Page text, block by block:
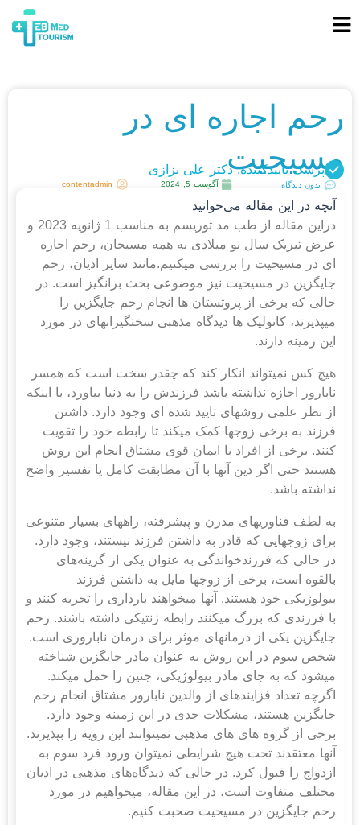
رحم اجاره ای در
مسیحیت
پزشک تاییدکننده: دکتر علی بزازی
بدون دیدگاه آگوست 5, 2024 contentadmin
آنچه در این مقاله می‌خوانید
دراین مقاله از طب مد توریسم به مناسب 1 ژانویه 2023 و
عرض تبریک سال نو میلادی به همه مسیحان، رحم اجاره
ای در مسیحیت را بررسی میکنیم.مانند سایر ادیان، رحم
جایگزین در مسیحیت نیز موضوعی بحث برانگیز است. در
حالی که برخی از پروتستان ها انجام رحم جایگزین را
می‎پذیرند، کاتولیک ها دیدگاه مذهبی سختگیرانه‎ای در مورد
این زمینه دارند.
هیچ کس نمی‎تواند انکار کند که چقدر سخت است که همسر
نابارور اجازه نداشته باشد فرزندش را به دنیا بیاورد، با اینکه
از نظر علمی روش‎های تایید شده ای وجود دارد. داشتن
فرزند به برخی زوج‎ها کمک می‎کند تا رابطه خود را تقویت
کنند. برخی از افراد با ایمان قوی مشتاق انجام این روش
هستند حتی اگر دین آنها با آن مطابقت کامل یا تفسیر واضح
نداشته باشد.
به لطف فناوریهای مدرن و پیشرفته، راه‎های بسیار متنوعی
برای زوج‎هایی که قادر به داشتن فرزند نیستند، وجود دارد.
در حالی که فرزندخواندگی به عنوان یکی از گزینه‌های
بالقوه است، برخی از زوج‎ها مایل به داشتن فرزند
بیولوژیکی خود هستند. آنها می‎خواهند بارداری را تجربه کنند و
با فرزندی که بزرگ می‎کنند رابطه ژنتیکی داشته باشند. رحم
جایگزین یکی از درمان‎های موثر برای درمان ناباروری است.
شخص سوم در این روش به عنوان مادر جایگزین شناخته
می‎شود که به جای مادر بیولوژیکی، جنین را حمل می‎کند.
اگرچه تعداد فزاینده‎ای از والدین نابارور مشتاق انجام رحم
جایگزین هستند، مشکلات جدی در این زمینه وجود دارد.
برخی از گروه های‎ های مذهبی نمی‎توانند این رویه را بپذیرند.
آنها معتقدند تحت هیچ شرایطی نمی‎توان ورود فرد سوم به
ازدواج را قبول کرد. در حالی که دیدگاه‌های مذهبی در ادیان
مختلف متفاوت است، در این مقاله، می‎خواهیم در مورد
رحم جایگزین در مسیحیت صحبت کنیم.